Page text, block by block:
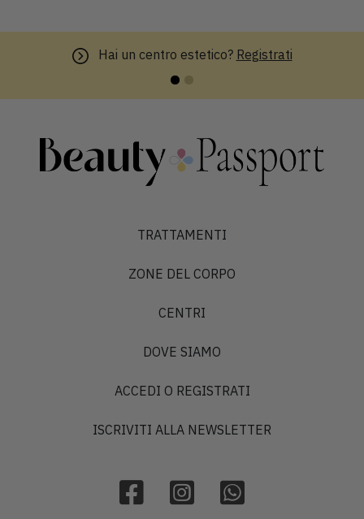
Sei un influencer?Lavora con noi
TRATTAMENTI
ZONE DEL CORPO
CENTRI
DOVE SIAMO
ACCEDI O REGISTRATI
ISCRIVITI ALLA NEWSLETTER